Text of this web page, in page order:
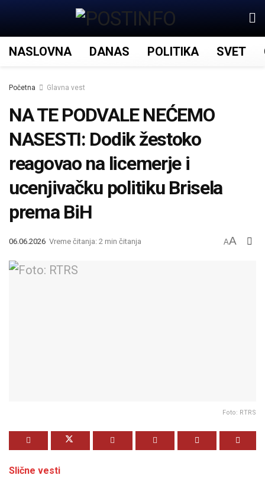
NASLOVNA DANAS POLITIKA SVET
Početna Glavna vest
NA TE PODVALE NEĆEMO
NASESTI: Dodik žestoko
reagovao na licemerje i
ucenjivačku politiku Brisela
prema BiH
06.06.2026 Vreme čitanja: 2 min čitanja AA
Foto: RTRS
Slične vesti